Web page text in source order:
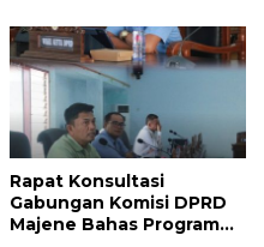
Rapat Konsultasi
Gabungan Komisi DPRD
Majene Bahas Program